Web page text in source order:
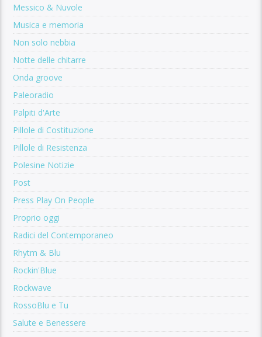
Messico & Nuvole
Musica e memoria
Non solo nebbia
Notte delle chitarre
Onda groove
Paleoradio
Palpiti d'Arte
Pillole di Costituzione
Pillole di Resistenza
Polesine Notizie
Post
Press Play On People
Proprio oggi
Radici del Contemporaneo
Rhytm & Blu
Rockin'Blue
Rockwave
RossoBlu e Tu
Salute e Benessere